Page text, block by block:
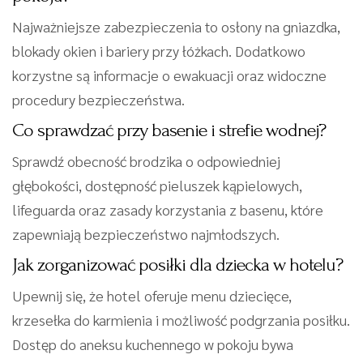
Najważniejsze zabezpieczenia to osłony na gniazdka,
blokady okien i bariery przy łóżkach. Dodatkowo
korzystne są informacje o ewakuacji oraz widoczne
procedury bezpieczeństwa.
Co sprawdzać przy basenie i strefie wodnej?
Sprawdź obecność brodzika o odpowiedniej
głębokości, dostępność pieluszek kąpielowych,
lifeguarda oraz zasady korzystania z basenu, które
zapewniają bezpieczeństwo najmłodszych.
Jak zorganizować posiłki dla dziecka w hotelu?
Upewnij się, że hotel oferuje menu dziecięce,
krzesełka do karmienia i możliwość podgrzania posiłku.
Dostęp do aneksu kuchennego w pokoju bywa